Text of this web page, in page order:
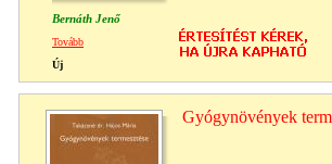
Bernáth Jenő
Tovább
Új
Gyógynövények